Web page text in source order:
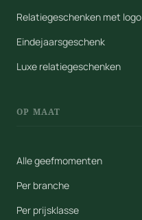
Relatiegeschenken met logo
Eindejaarsgeschenk
Luxe relatiegeschenken
OP MAAT
Alle geefmomenten
Per branche
Per prijsklasse